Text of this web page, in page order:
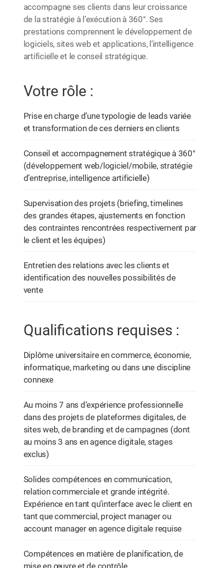
accompagne ses clients dans leur croissance
de la stratégie à l’exécution à 360°. Ses
prestations comprennent le développement de
logiciels, sites web et applications, l’intelligence
artificielle et le conseil stratégique.
Votre rôle :
Prise en charge d’une typologie de leads variée
et transformation de ces derniers en clients
Conseil et accompagnement stratégique à 360°
(développement web/logiciel/mobile, stratégie
d’entreprise, intelligence artificielle)
Supervisation des projets (briefing, timelines
des grandes étapes, ajustements en fonction
des contraintes rencontrées respectivement par
le client et les équipes)
Entretien des relations avec les clients et
identification des nouvelles possibilités de
vente
Qualifications requises :
Diplôme universitaire en commerce, économie,
informatique, marketing ou dans une discipline
connexe
Au moins 7 ans d’expérience professionnelle
dans des projets de plateformes digitales, de
sites web, de branding et de campagnes (dont
au moins 3 ans en agence digitale, stages
exclus)
Solides compétences en communication,
relation commerciale et grande intégrité.
Expérience en tant qu’interface avec le client en
tant que commercial, project manager ou
account manager en agence digitale requise
Compétences en matière de planification, de